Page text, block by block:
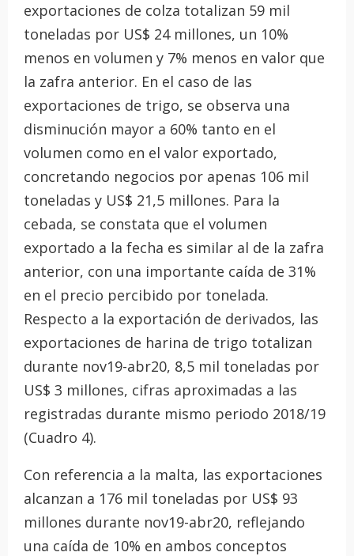
exportaciones de colza totalizan 59 mil
toneladas por US$ 24 millones, un 10%
menos en volumen y 7% menos en valor que
la zafra anterior. En el caso de las
exportaciones de trigo, se observa una
disminución mayor a 60% tanto en el
volumen como en el valor exportado,
concretando negocios por apenas 106 mil
toneladas y US$ 21,5 millones. Para la
cebada, se constata que el volumen
exportado a la fecha es similar al de la zafra
anterior, con una importante caída de 31%
en el precio percibido por tonelada.
Respecto a la exportación de derivados, las
exportaciones de harina de trigo totalizan
durante nov19-abr20, 8,5 mil toneladas por
US$ 3 millones, cifras aproximadas a las
registradas durante mismo periodo 2018/19
(Cuadro 4).
Con referencia a la malta, las exportaciones
alcanzan a 176 mil toneladas por US$ 93
millones durante nov19-abr20, reflejando
una caída de 10% en ambos conceptos